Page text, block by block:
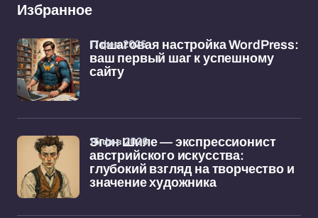
Избранное
Пошаговая настройка WordPress:
ваш первый шаг к успешному
сайту
17 фев 2026
Эгон Шиле — экспрессионист
австрийского искусства:
глубокий взгляд на творчество и
значение художника
16 фев 2026